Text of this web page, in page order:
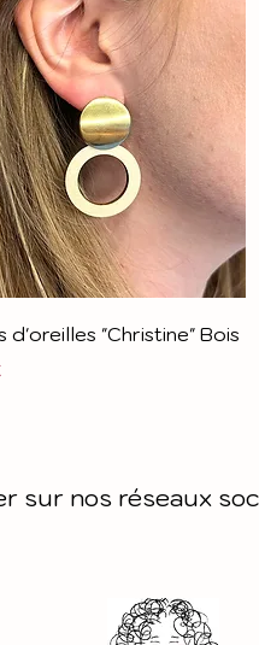
d'oreilles "Christine" Bois
sur nos réseaux